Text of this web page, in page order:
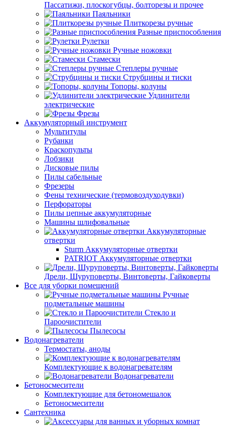
Пассатижи, плоскогубцы, болторезы и прочее
Паяльники
Плиткорезы ручные
Разные приспособления
Рулетки
Ручные ножовки
Стамески
Степлеры ручные
Струбцины и тиски
Топоры, колуны
Удлинители
электрические
Фрезы
Аккумуляторный инструмент
Мультитулы
Рубанки
Краскопульты
Лобзики
Дисковые пилы
Пилы сабельные
Фрезеры
Фены технические (термовоздуходувки)
Перфораторы
Пилы цепные аккумуляторные
Машины шлифовальные
Аккумуляторные
отвертки
Sturm Аккумуляторные отвертки
PATRIOT Аккумуляторные отвертки
Дрели, Шуруповерты, Винтоверты, Гайковерты
Все для уборки помещений
Ручные
подметальные машины
Стекло и
Пароочистители
Пылесосы
Водонагреватели
Термостаты, аноды
Комплектующие к водонагревателям
Водонагреватели
Бетоносмесители
Комплектующие для бетономешалок
Бетоносмесители
Сантехника